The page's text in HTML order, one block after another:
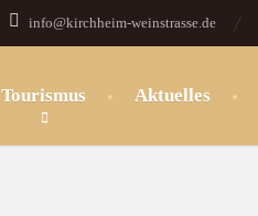
info@kirchheim-weinstrasse.de
Tourismus Aktuelles